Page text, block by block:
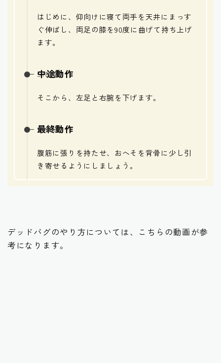
はじめに、仰向けに寝て両手を天井にまっす
ぐ伸ばし、両足の膝を90度に曲げて持ち上げ
ます。
中途動作
そこから、左足と右腕を下げます。
最終動作
腹筋に張りを持たせ、おへそを背骨に少し引
き寄せるようにしましょう。
デッドバグのやり方については、こちらの動画が参
考になります。